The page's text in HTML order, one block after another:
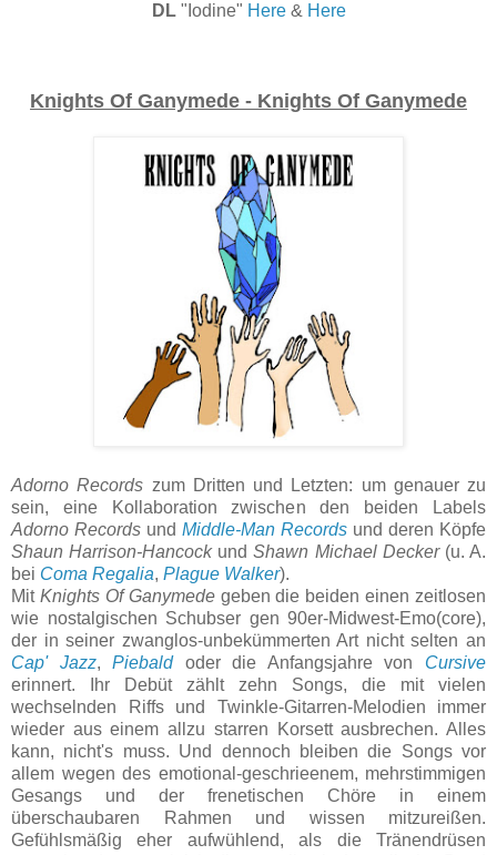
DL"Iodine" Here& Here
Knights Of Ganymede - Knights Of Ganymede
Adorno Records zum Dritten und Letzten: um genauer zu
sein, eine Kollaboration zwischen den beiden Labels
Adorno Records und Middle-Man Records und deren Köpfe
Shaun Harrison-HancockundShawn Michael Decker(u. A.
bei Coma Regalia, Plague Walker).
Mit Knights Of Ganymedegeben die beiden einen zeitlosen
wie nostalgischen Schubser gen 90er-Midwest-Emo(core),
der in seiner zwanglos-unbekümmerten Art nicht selten an
Cap' Jazz,Piebaldoder die Anfangsjahre von Cursive
erinnert. Ihr Debüt zählt zehn Songs, die mit vielen
wechselnden Riffs und Twinkle-Gitarren-Melodien immer
wieder aus einem allzu starren Korsett ausbrechen. Alles
kann, nicht's muss. Und dennoch bleiben die Songs vor
allem wegen des emotional-geschrieenem, mehrstimmigen
Gesangs und der frenetischen Chöre in einem
überschaubaren Rahmen und wissen mitzureißen.
Gefühlsmäßig eher aufwühlend, als die Tränendrüsen